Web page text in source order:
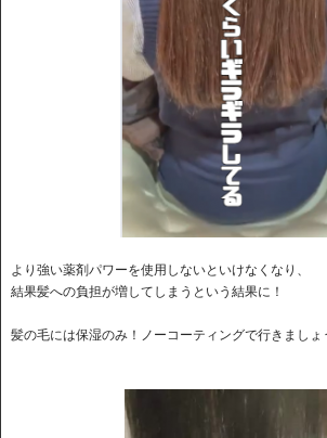
より強い薬剤パワーを使用しないといけなくなり、
結果髪への負担が増してしまうという結果に！
髪の毛には保湿のみ！ノーコーティングで行きましょ